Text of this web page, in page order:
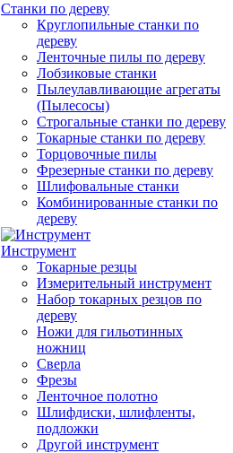
Станки по дереву
Круглопильные станки по
дереву
Ленточные пилы по дереву
Лобзиковые станки
Пылеулавливающие агрегаты
(Пылесосы)
Строгальные станки по дереву
Токарные станки по дереву
Торцовочные пилы
Фрезерные станки по дереву
Шлифовальные станки
Комбинированные станки по
дереву
Инструмент
Токарные резцы
Измерительный инструмент
Набор токарных резцов по
дереву
Ножи для гильотинных
ножниц
Сверла
Фрезы
Ленточное полотно
Шлифдиски, шлифленты,
подложки
Другой инструмент